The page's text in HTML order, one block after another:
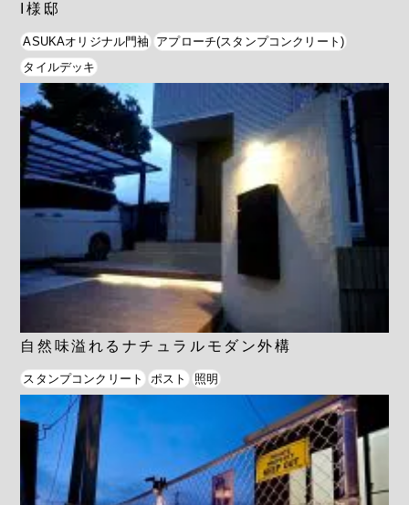
I様邸
ASUKAオリジナル門袖
アプローチ(スタンプコンクリート)
タイルデッキ
自然味溢れるナチュラルモダン外構
スタンプコンクリート ポスト 照明